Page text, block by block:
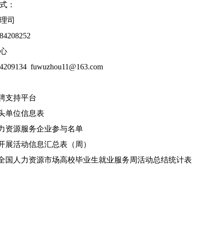
：
司
fuwuzhou11@163.com
支持平台
单位信息表
资源服务企业参与名单
展活动信息汇总表（周）
国人力资源市场高校毕业生就业服务周活动总结统计表